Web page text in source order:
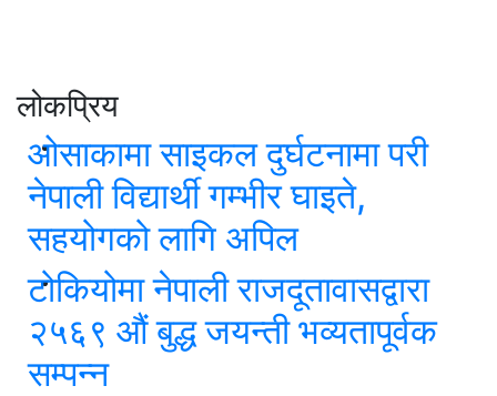
लोकप्रिय
ओसाकामा साइकल दुर्घटनामा परी
नेपाली विद्यार्थी गम्भीर घाइते,
सहयोगको लागि अपिल
टोकियोमा नेपाली राजदूतावासद्वारा
२५६९ औं बुद्ध जयन्ती भव्यतापूर्वक
सम्पन्न